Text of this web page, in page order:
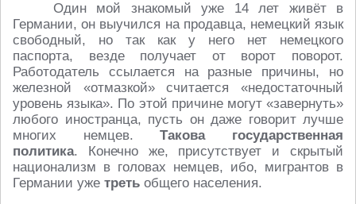
Один мой знакомый уже 14 лет живёт в
Германии, он выучился на продавца, немецкий язык
свободный, но так как у него нет немецкого
паспорта, везде получает от ворот поворот.
Работодатель ссылается на разные причины, но
железной «отмазкой» считается «недостаточный
уровень языка». По этой причине могут «завернуть»
любого иностранца, пусть он даже говорит лучше
многих немцев.Такова государственная
политика. Конечно же, присутствует и скрытый
национализм в головах немцев, ибо, мигрантов в
Германии уже треть общего населения.